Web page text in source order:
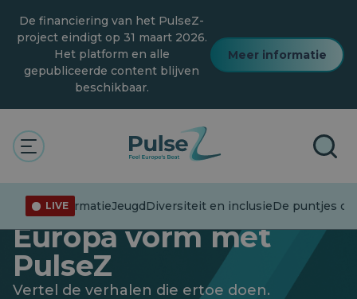
naar
hoofdinhoud
De financiering van het PulseZ-
project eindigt op 31 maart 2026.
Het platform en alle
gepubliceerde content blijven
beschikbaar.
Meer informatie
LIVE
DesinformatieJeugdDiversiteit en inclusieDe puntjes op
Geef de toekomst van
Europa vorm met
PulseZ
Vertel de verhalen die ertoe doen.